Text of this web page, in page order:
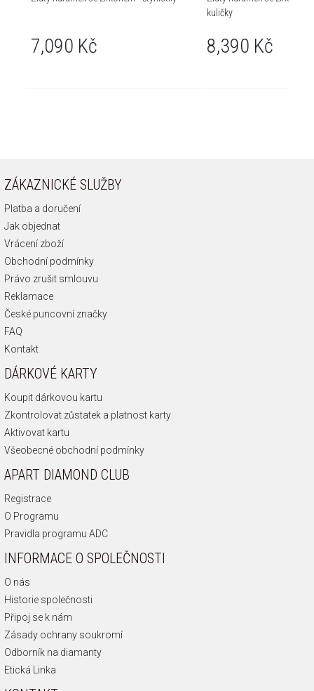
7,090 Kč
kuličky
8,390 Kč
ZÁKAZNICKÉ SLUŽBY
Platba a doručení
Jak objednat
Vrácení zboží
Obchodní podmínky
Právo zrušit smlouvu
Reklamace
České puncovní značky
FAQ
Kontakt
DÁRKOVÉ KARTY
Koupit dárkovou kartu
Zkontrolovat zůstatek a platnost karty
Aktivovat kartu
Všeobecné obchodní podmínky
APART DIAMOND CLUB
Registrace
O Programu
Pravidla programu ADC
INFORMACE O SPOLEČNOSTI
O nás
Historie společnosti
Připoj se k nám
Zásady ochrany soukromí
Odborník na diamanty
Etická Linka